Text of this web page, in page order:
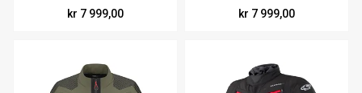
kr 7 999,00 kr 7 999,00